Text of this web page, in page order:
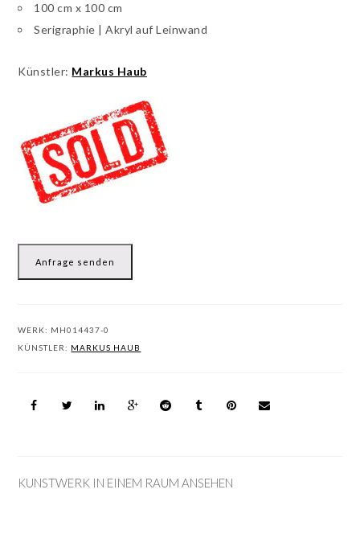
100 cm x 100 cm
Serigraphie | Akryl auf Leinwand
Künstler: Markus Haub
Anfrage senden
WERK: MH014437-0
KÜNSTLER: MARKUS HAUB
KUNSTWERK IN EINEM RAUM ANSEHEN